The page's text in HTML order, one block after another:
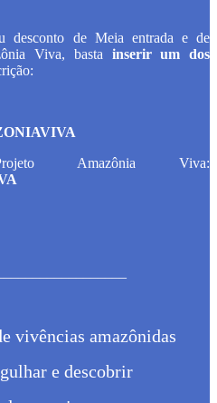
desconto de Meia entrada e de
Viva, basta inserir um dos
Amazônia Viva:
vivências amazônidas
e descobrir